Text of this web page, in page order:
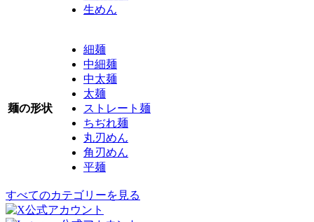
生めん
麺の形状
細麺
中細麺
中太麺
太麺
ストレート麺
ちぢれ麺
丸刃めん
角刃めん
平麺
すべてのカテゴリーを見る